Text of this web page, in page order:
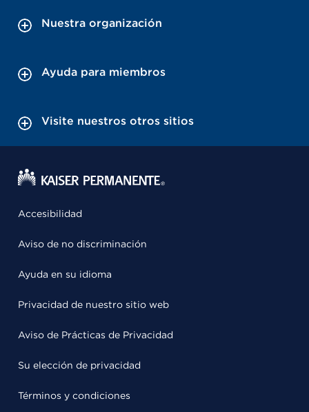
Nuestra organización
Ayuda para miembros
Visite nuestros otros sitios
Accesibilidad
Aviso de no discriminación
Ayuda en su idioma
Privacidad de nuestro sitio web
Aviso de Prácticas de Privacidad
Su elección de privacidad
Términos y condiciones